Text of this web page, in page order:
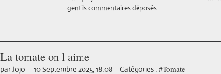
gentils commentaires déposés.
La tomate on l aime
par Jojo - 10 Septembre 2025, 18:08 - Catégories : #Tomate